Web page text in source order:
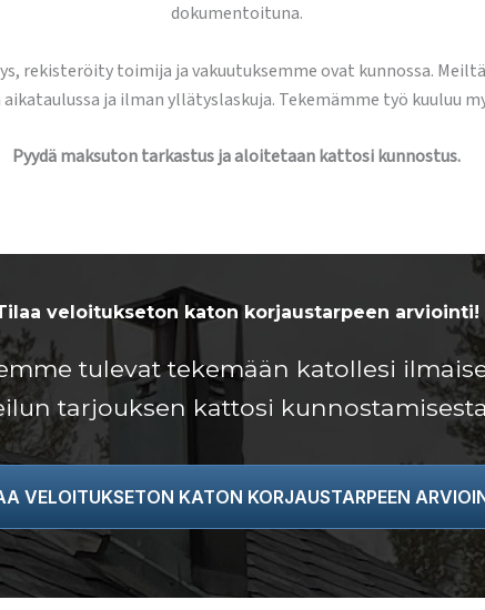
dokumentoituna.
rekisteröity toimija ja vakuutuksemme ovat kunnossa.
ja ilman yllätyslaskuja. Tekemämme työ kuuluu
Pyydä maksuton tarkastus ja aloitetaan kattosi kunnostus.
veloitukseton katon korjaustarpeen arviointi!
tulevat tekemään katollesi
tarjouksen kattosi
VELOITUKSETON KATON KORJAUSTARPEEN